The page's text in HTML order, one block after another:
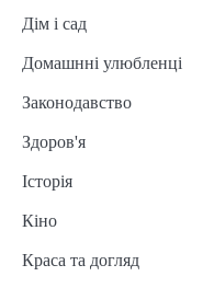
Дім і сад
Домашнні улюбленці
Законодавство
Здоров'я
Історія
Кіно
Краса та догляд